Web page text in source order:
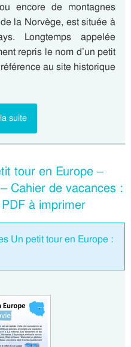
encore de montagnes
la Norvège, est située à
Longtemps appelée
repris le nom d’un petit
au site historique
suite
tour en Europe –
Cahier de vacances :
à imprimer
Un petit tour en Europe :